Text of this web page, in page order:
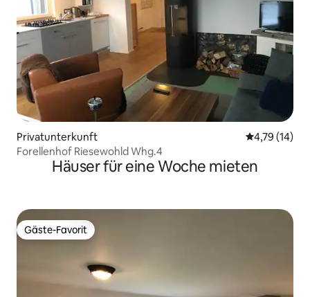
Privatunterkunft
4,79 (14)
Forellenhof Riesewohld Whg.4
Häuser für eine Woche mieten
Gäste-Favorit
Gäste-Favorit